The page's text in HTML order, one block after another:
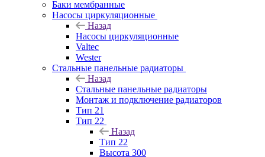
Баки мембранные
Насосы циркуляционные
Назад
Насосы циркуляционные
Valtec
Wester
Стальные панельные радиаторы
Назад
Стальные панельные радиаторы
Монтаж и подключение радиаторов
Тип 21
Тип 22
Назад
Тип 22
Высота 300